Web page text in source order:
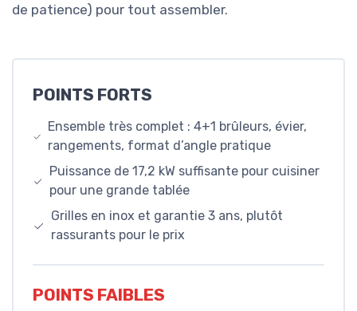
de patience) pour tout assembler.
POINTS FORTS
Ensemble très complet : 4+1 brûleurs, évier,
rangements, format d’angle pratique
Puissance de 17,2 kW suffisante pour cuisiner
pour une grande tablée
Grilles en inox et garantie 3 ans, plutôt
rassurants pour le prix
POINTS FAIBLES